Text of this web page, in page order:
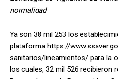
normalidad
Ya son 38 mil 253 los
plataforma https://
sanitarios/lineamientos/ para la
los cuales, 32 mil 526 recibieron